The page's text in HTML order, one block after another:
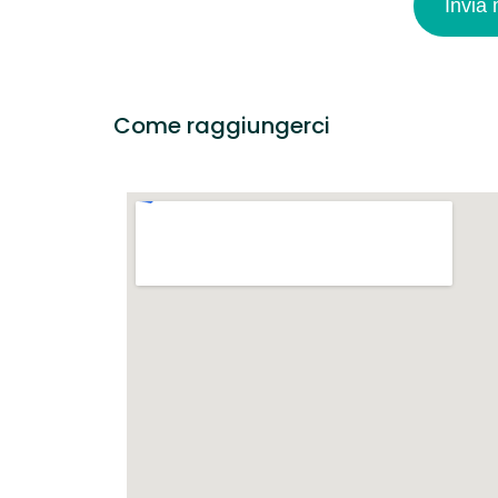
Invia
Come raggiungerci